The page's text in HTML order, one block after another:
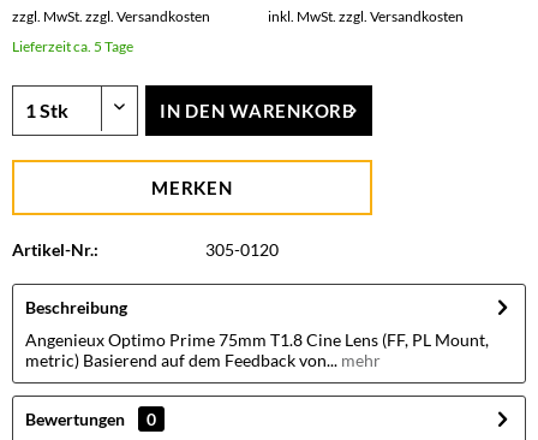
zzgl. MwSt. zzgl. Versandkosten inkl. MwSt. zzgl. Versandkosten
Lieferzeit ca. 5 Tage
IN DEN WARENKORB
MERKEN
Artikel-Nr.: 305-0120
Beschreibung
Angenieux Optimo Prime 75mm T1.8 Cine Lens (FF, PL Mount,
metric) Basierend auf dem Feedback von... mehr
Bewertungen
0